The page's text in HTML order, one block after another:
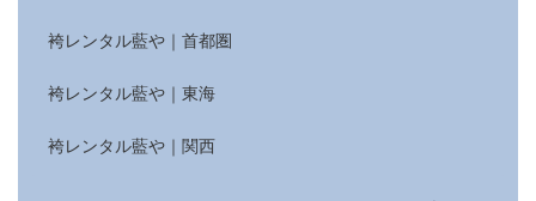
袴レンタル藍や｜首都圏
袴レンタル藍や｜東海
袴レンタル藍や｜関西